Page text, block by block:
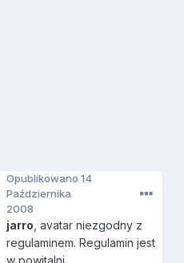
Opublikowano14
Października
2008
jarro , avatar niezgodny z
regulaminem. Regulamin jest